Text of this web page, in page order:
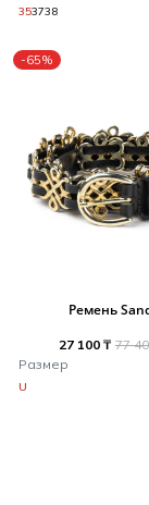
353738
-65%
Ремень
27 100 ₸ 77
Размер
U